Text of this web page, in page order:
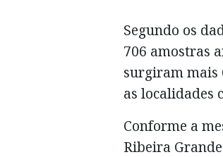
Segundo os
706 amostras
surgiram mais
as localidades
Conforme a
Ribeira